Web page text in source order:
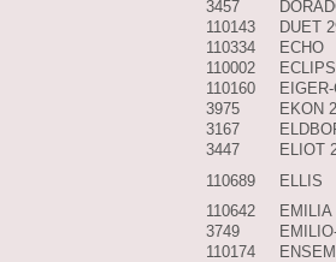
3457
110143
DUET
110334
ECHO
110002
110160
3975
EKON
3167
3447
ELIOT
110689
ELLIS
110642
EMILIA
3749
110174